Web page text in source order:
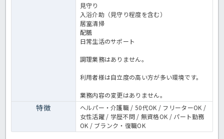
見守り
入浴介助（見守り程度を含む）
居室清掃
配膳
日常生活のサポート
調理業務はありません。
利用者様は自立度の高い方が多い環境です。
業務内容の変更はありません。
特徴
ヘルパー・介護職 / 50代OK / フリーターOK /
女性活躍 / 学歴不問 / 無資格OK / パート勤務
OK / ブランク・復職OK